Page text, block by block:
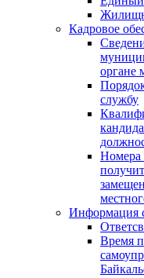
Кадровое
органе
службу
Номера
Информация
Время